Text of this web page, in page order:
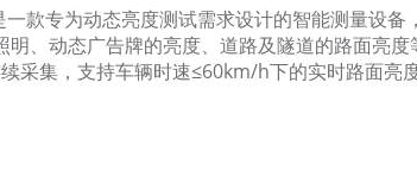
款专为动态亮度测试需求设计的智能测量设备
、动态广告牌的亮度、道路及隧道的路面亮
采集，支持车辆时速≤60km/h下的实时路面亮度